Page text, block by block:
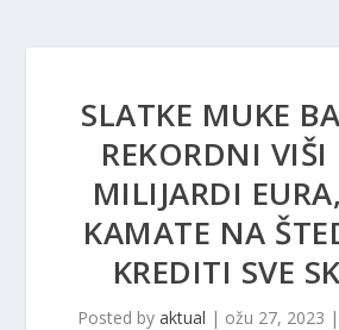
SLATKE MUKE
REKORDNI
MILIJARDI
KAMATE NA
KREDITI SVE
Posted by aktual | ožu 27, 2023 |